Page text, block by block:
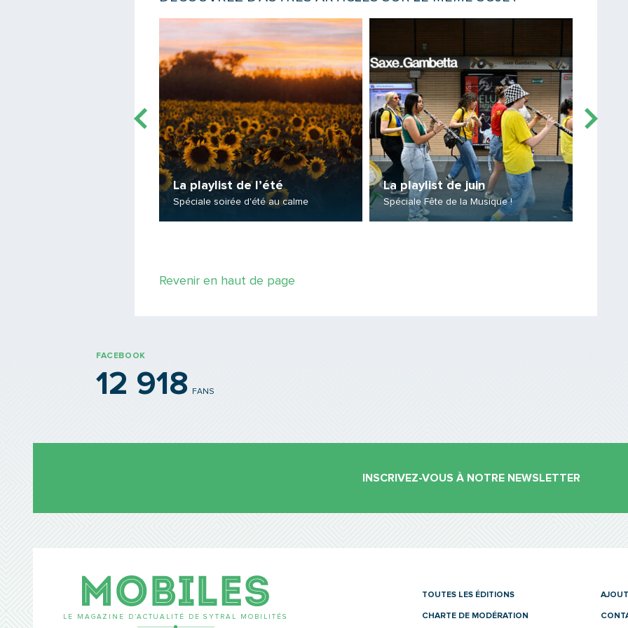
La playlist de l’été
Spéciale soirée d'été au calme
La playlist de juin
Spéciale Fête de la Musique !
Revenir en haut de page
FACEBOOK
12 918 FANS
INSCRIVEZ-VOUS À NOTRE NEWSLETTER
LE MAGAZINE D’ACTUALITÉ DE SYTRAL MOBILITÉS
TOUTES LES ÉDITIONS
CHARTE DE MODÉRATION